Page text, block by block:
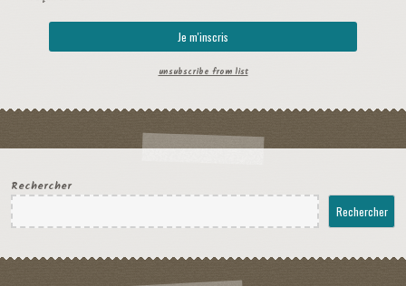
unsubscribe from list
Rechercher
Rechercher